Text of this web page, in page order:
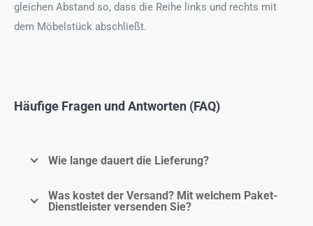
gleichen Abstand so, dass die Reihe links und rechts mit
dem Möbelstück abschließt.
Häufige Fragen und Antworten (FAQ)
Wie lange dauert die Lieferung?
Was kostet der Versand? Mit welchem Paket-
Dienstleister versenden Sie?